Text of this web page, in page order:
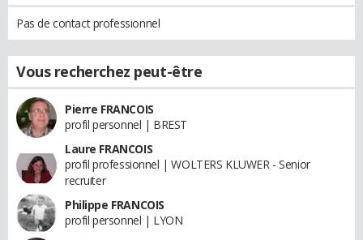
Pas de contact professionnel
Vous recherchez peut-être
Pierre FRANCOIS
profil personnel | BREST
Laure FRANCOIS
profil professionnel | WOLTERS KLUWER - Senior
recruiter
Philippe FRANCOIS
profil personnel | LYON